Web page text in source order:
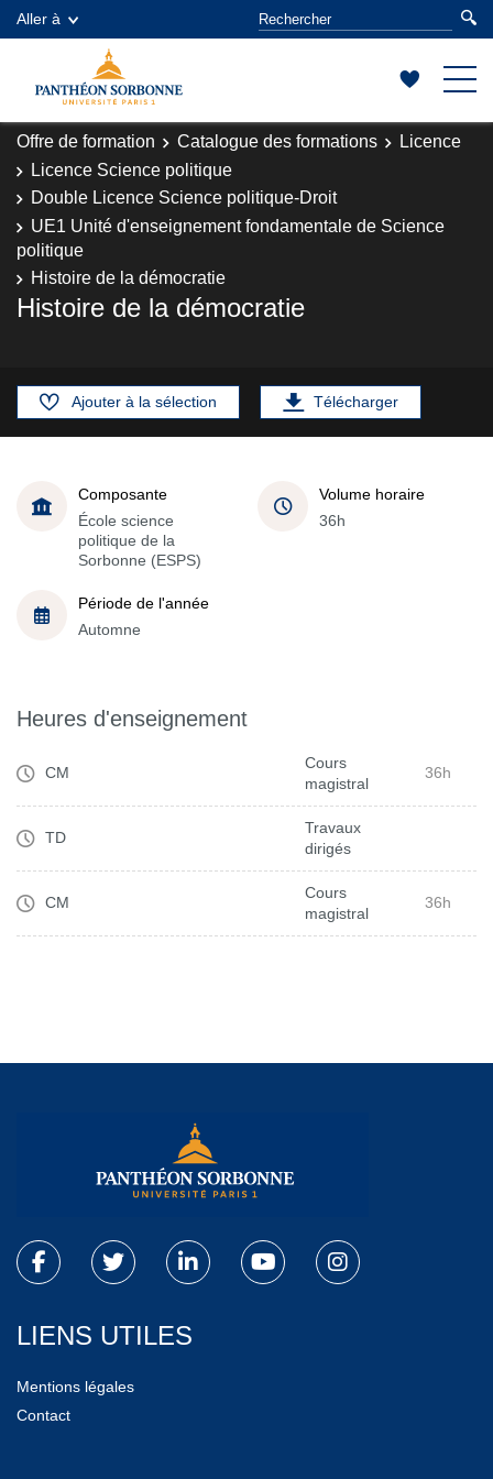
Aller à
Offre de formation Catalogue des formations
Licence
Licence Science politique
Double Licence Science politique-Droit
UE1 Unité d'enseignement fondamentale de Science
politique
Histoire de la démocratie
Histoire de la démocratie
Ajouter à la sélection Télécharger
Composante
École science
politique de la
Sorbonne (ESPS)
Volume horaire
36h
Période de l'année
Automne
Heures d'enseignement
CM
Cours
magistral
36h
TD
Travaux
dirigés
CM
Cours
magistral
36h
LIENS UTILES
Mentions légales
Contact